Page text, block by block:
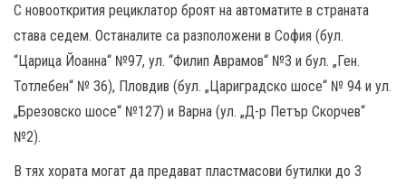
С новооткрития рециклатор броят на автоматите в страната
става седем. Останалите са разположени в София (бул.
“Царица Йоанна“ №97, ул. “Филип Аврамов“ №3 и бул. „Ген.
Тотлебен“ № 36), Пловдив (бул. „Цариградско шосе“ № 94 и ул.
„Брезовско шосе“ №127) и Варна (ул. „Д-р Петър Скорчев“
№2).
В тях хората могат да предават пластмасови бутилки до 3